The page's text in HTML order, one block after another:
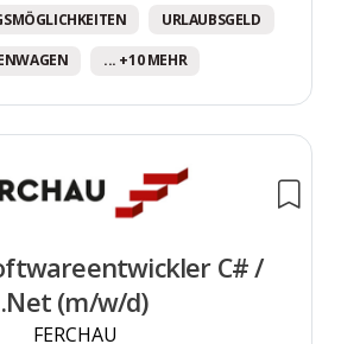
URLAUBSGELD
... +10 MEHR
C# /
.Net (m/w/d)
FERCHAU